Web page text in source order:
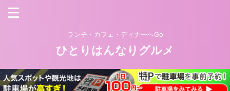
ランチ・カフェ・ディナーへGo
ひとりはんなりグルメ